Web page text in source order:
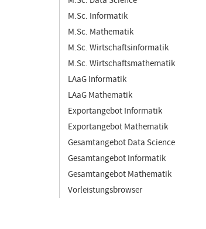
M.Sc. Informatik
M.Sc. Mathematik
M.Sc. Wirtschaftsinformatik
M.Sc. Wirtschaftsmathematik
LAaG Informatik
LAaG Mathematik
Exportangebot Informatik
Exportangebot Mathematik
Gesamtangebot Data Science
Gesamtangebot Informatik
Gesamtangebot Mathematik
Vorleistungsbrowser